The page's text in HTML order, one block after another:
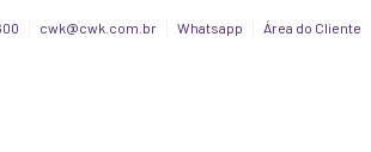
cwk@cwk.com.br Whatsapp Área do Cliente